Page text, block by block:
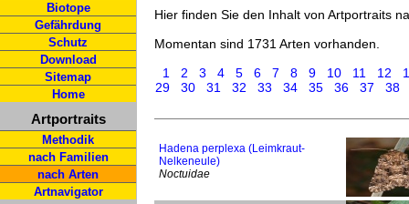
Biotope
Gefährdung
Schutz
Download
Sitemap
Home
Artportraits
Methodik
nach Familien
nach Arten
Artnavigator
Hier finden Sie den Inhalt von Artportraits
Momentan sind 1731 Arten vorhanden.
1
2 3 4 5 6 7 8 9 10 11 12
29
30 31 32 33 34 35 36 37 38
Hadena perplexa (Leimkraut-
Nelkeneule)
Noctuidae